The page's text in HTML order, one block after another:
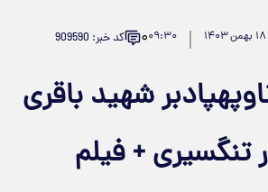
۱۸ بهمن ۱۴۰۳ ۰۹:۳۰۰ کد خبر: 909590
شهید باقری
تنگسیری + فیلم